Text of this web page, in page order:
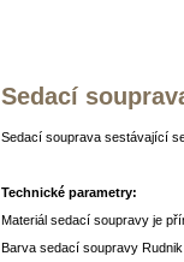
Sedací
Sedací souprava sestávající
Technické parametry:
Materiál sedací soupravy je
Barva sedací soupravy